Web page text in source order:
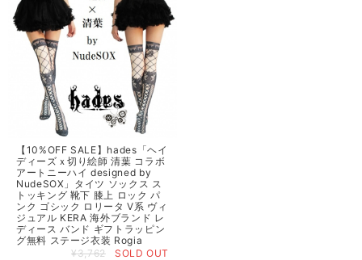
【10%OFF SALE】hades「ヘイ
ディーズｘ切り絵師 清葉 コラボ
アートニーハイ designed by
NudeSOX」タイツ ソックス ス
トッキング 靴下 膝上 ロック パ
ンク ゴシック ロリータ V系 ヴィ
ジュアル KERA 海外ブランド レ
ディース バンド ギフトラッピン
グ無料 ステージ衣装 Rogia
¥3,762
SOLD OUT